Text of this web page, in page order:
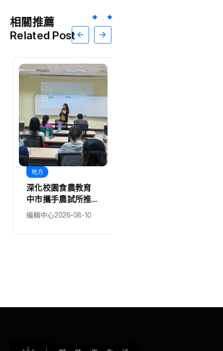
相關推薦
Related Post
地方
深化校園食農教育
中市攜手農試所推動
惜食永續 瑞井國小
分享國家永續發展獎
經驗
編輯中心2026-08-10